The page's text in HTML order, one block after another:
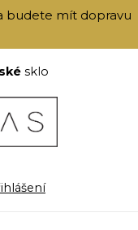
budete mít dopravu
sklo